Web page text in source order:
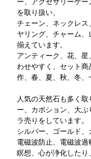
ー、アクセサリーケ
を取り扱い、
チェーン、ネックレ
ヤリング、チャーム
揃えています。
アンティーク、花、
わせやすく、セット
作、春、夏、秋、冬、
人気の天然石も多く
ー、カボション、大
ラ売りをしています。
シルバー、ゴールド、
電磁波防止、電磁波過
瞑想、心が浄化した